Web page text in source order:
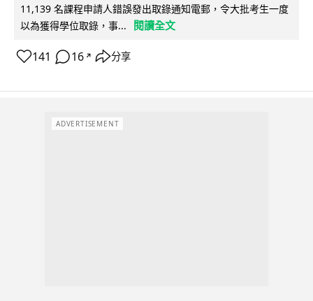
11,139 名課程申請人錯誤發出取錄通知電郵，令大批考生一度
以為獲得學位取錄，事...
閱讀全文
141 16 ↗ 分享
ADVERTISEMENT